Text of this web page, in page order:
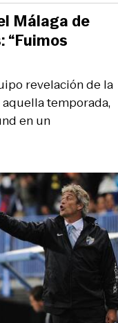
revelación de la
aquella temporada,
en un
Málaga de
“Fuimos